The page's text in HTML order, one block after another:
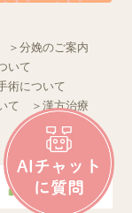
＞分娩のご案内
いて
術について
て
＞漢方治療